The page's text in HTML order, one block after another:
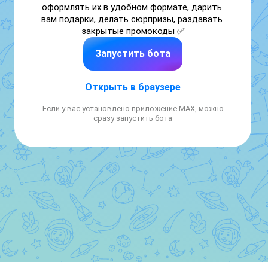
оформлять их в удобном формате, дарить
вам подарки, делать сюрпризы, раздавать
закрытые промокоды ✅
Запустить бота
Открыть в браузере
Если у вас установлено приложение MAX, можно
сразу запустить бота